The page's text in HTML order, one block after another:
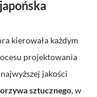
kierowała każdym
projektowania
jakości
sztucznego, w